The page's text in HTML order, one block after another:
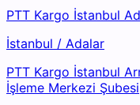
PTT Kargo İstanbul
İstanbul / Adalar
PTT Kargo İstanbul
İşleme Merkezi Şubesi